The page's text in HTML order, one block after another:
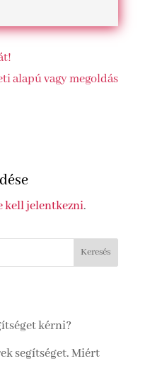
alapú vagy megoldás
kell jelentkezni.
kérni?
segítséget. Miért